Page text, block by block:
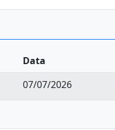
Data
07/07/2026